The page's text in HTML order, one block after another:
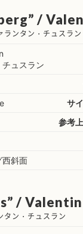
/
ンタン・チュスラン
ュスラン
サ
参考
西斜面
/
タン・チュスラン